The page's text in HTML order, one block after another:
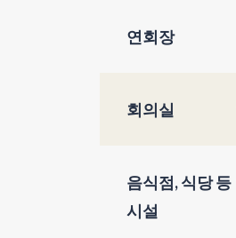
연회장
회의실
음식점, 식당 등
시설